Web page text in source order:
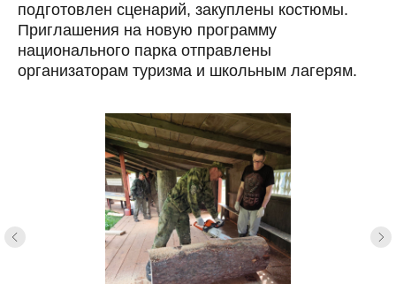
подготовлен сценарий, закуплены костюмы.
Приглашения на новую программу
национального парка отправлены
организаторам туризма и школьным лагерям.